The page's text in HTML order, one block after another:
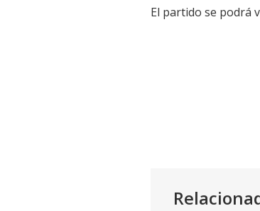
El partido se podrá